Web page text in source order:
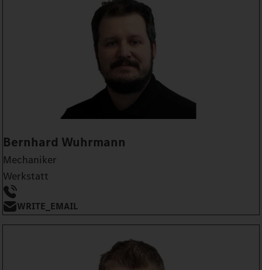
Bernhard Wuhrmann
Mechaniker
Werkstatt
WRITE_EMAIL